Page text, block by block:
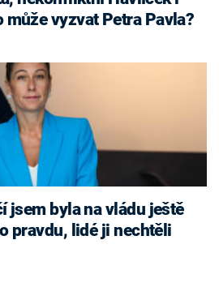
může vyzvat Petra Pavla?
jsem byla na vládu ještě
pravdu, lidé ji nechtěli